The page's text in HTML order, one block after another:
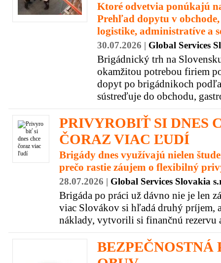
Ktoré odvetvia ponúkajú
Prehľad dopytu v
logistike, administratíve a
30.07.2026 | Global Services
Brigádnický trh na
okamžitou potrebou firiem
dopyt po brigádnikoch
sústreďuje do obchodu,
PRIVYROBIŤ SI DNES
ČORAZ VIAC ĽUDÍ
Brigády dnes využívajú nielen
prečo rastie záujem o flexibilný
28.07.2026 | Global Services Slovakia
Brigáda po práci už dávno nie je len
viac Slovákov si hľadá druhý príjem,
náklady, vytvorili si finančnú rezervu
BEZPEČNOSTNÁ